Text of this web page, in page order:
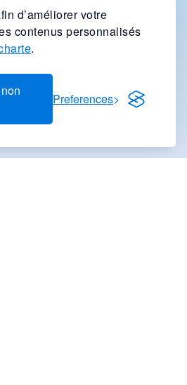
d’améliorer votre
contenus personnalisés
.
Preferences